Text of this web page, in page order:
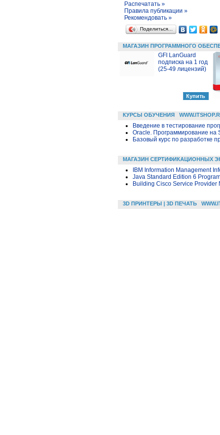
Распечатать »
Правила публикации »
Рекомендовать »
Поделиться…
МАГАЗИН ПРОГРАММНОГО
GFI LanGuard
подписка на 1 год
(25-49 лицензий)
КУРСЫ ОБУЧЕНИЯ
Введение в тестирование
Oracle. Программирование на
Базовый курс по разработке
МАГАЗИН СЕРТИФИКАЦИОННЫХ
IBM Information Management
Java Standard Edition 6
Building Cisco Service Provider
3D ПРИНТЕРЫ | 3D ПЕЧАТЬ